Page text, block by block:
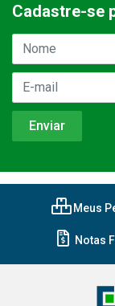
Cadastre-se
Meus
Notas